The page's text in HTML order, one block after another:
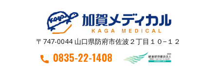
〒747-0044 山口県防府市佐波２丁目１０−１２
0835-22-1408